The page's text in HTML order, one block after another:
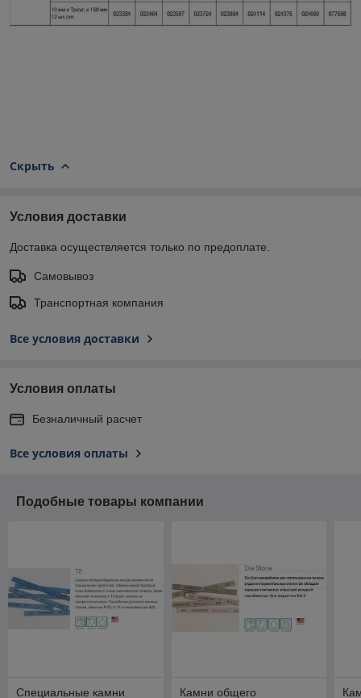
Скрыть
Условия доставки
Доставка осуществляется только по предоплате.
Самовывоз
Транспортная компания
Все условия доставки
Условия оплаты
Безналичный расчет
Все условия оплаты
Подобные товары компании
Специальные камни
Камни общего